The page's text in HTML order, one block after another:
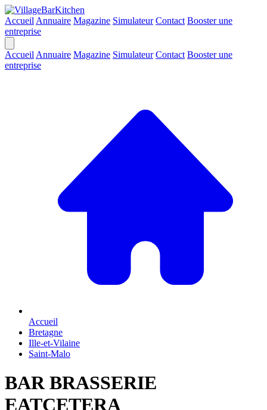
Accueil Annuaire Magazine Simulateur Contact Booster une
entreprise
Accueil Annuaire Magazine Simulateur Contact Booster une
entreprise
Accueil
Bretagne
Ille-et-Vilaine
Saint-Malo
BAR BRASSERIE
EATCETERA